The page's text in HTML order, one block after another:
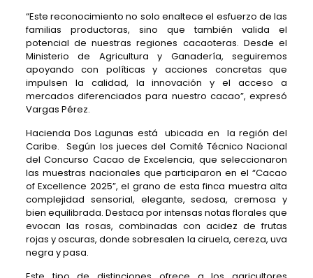
“Este reconocimiento no solo enaltece el esfuerzo de las
familias productoras, sino que también valida el
potencial de nuestras regiones cacaoteras. Desde el
Ministerio de Agricultura y Ganadería, seguiremos
apoyando con políticas y acciones concretas que
impulsen la calidad, la innovación y el acceso a
mercados diferenciados para nuestro cacao”, expresó
Vargas Pérez.
Hacienda Dos Lagunas está ubicada en la región del
Caribe. Según los jueces del Comité Técnico Nacional
del Concurso Cacao de Excelencia, que seleccionaron
las muestras nacionales que participaron en el “Cacao
of Excellence 2025”, el grano de esta finca muestra alta
complejidad sensorial, elegante, sedosa, cremosa y
bien equilibrada. Destaca por intensas notas florales que
evocan las rosas, combinadas con acidez de frutas
rojas y oscuras, donde sobresalen la ciruela, cereza, uva
negra y pasa.